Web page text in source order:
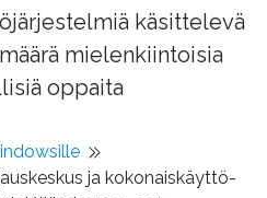
käsittelevä
mielenkiintoisia
oppaita
ja kokonaiskäyttö-